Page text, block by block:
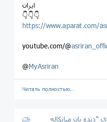
ایران
👇👇👇
https://www.aparat.com/
youtube.com/@
@MyAsriran
Читать полностью…